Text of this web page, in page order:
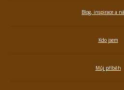
Blog, inspirace a
Kdo jsem
Můj příběh